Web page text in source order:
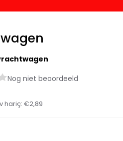
Nog niet beoordeeld
hariç:€2,89